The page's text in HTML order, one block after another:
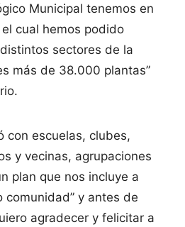
Municipal tenemos en
cual hemos podido
sectores de la
más de 38.000 plantas”
con escuelas, clubes,
y vecinas, agrupaciones
plan que nos incluye a
y antes de
agradecer y felicitar a